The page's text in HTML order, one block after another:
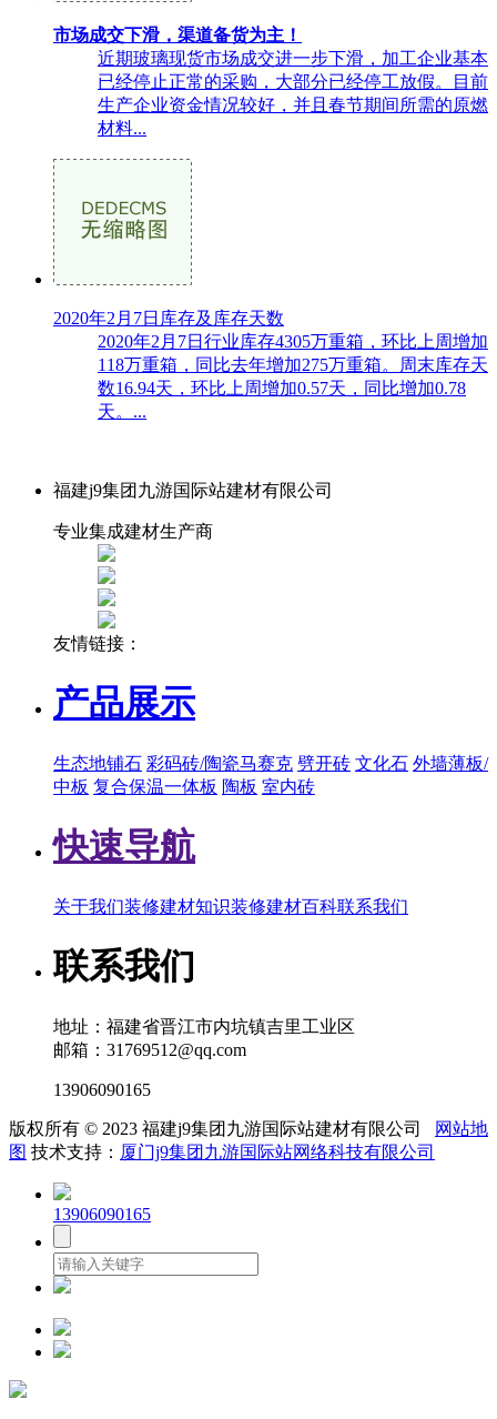
市场成交下滑，渠道备货为主！
近期玻璃现货市场成交进一步下滑，加工企业基本
已经停止正常的采购，大部分已经停工放假。目前
生产企业资金情况较好，并且春节期间所需的原燃
材料...
2020年2月7日库存及库存天数
2020年2月7日行业库存4305万重箱，环比上周增加
118万重箱，同比去年增加275万重箱。周末库存天
数16.94天，环比上周增加0.57天，同比增加0.78
天。...
福建j9集团九游国际站建材有限公司
专业集成建材生产商
友情链接：
产品展示
生态地铺石 彩码砖/陶瓷马赛克 劈开砖 文化石 外墙薄板/
中板 复合保温一体板 陶板 室内砖
快速导航
关于我们装修建材知识装修建材百科联系我们
联系我们
地址：福建省晋江市内坑镇吉里工业区
邮箱：31769512@qq.com
13906090165
版权所有 © 2023 福建j9集团九游国际站建材有限公司
网站地
图 技术支持： 厦门j9集团九游国际站网络科技有限公司
13906090165